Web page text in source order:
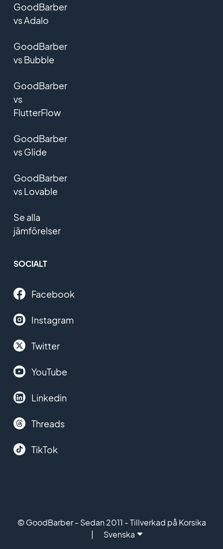
GoodBarber
vs Adalo
GoodBarber
vs Bubble
GoodBarber
vs
FlutterFlow
GoodBarber
vs Glide
GoodBarber
vs Lovable
Se alla
jämförelser
SOCIALT
Facebook
Instagram
Twitter
YouTube
Linkedin
Threads
TikTok
© GoodBarber - Sedan 2011 - Tillverkad på Korsika
Svenska